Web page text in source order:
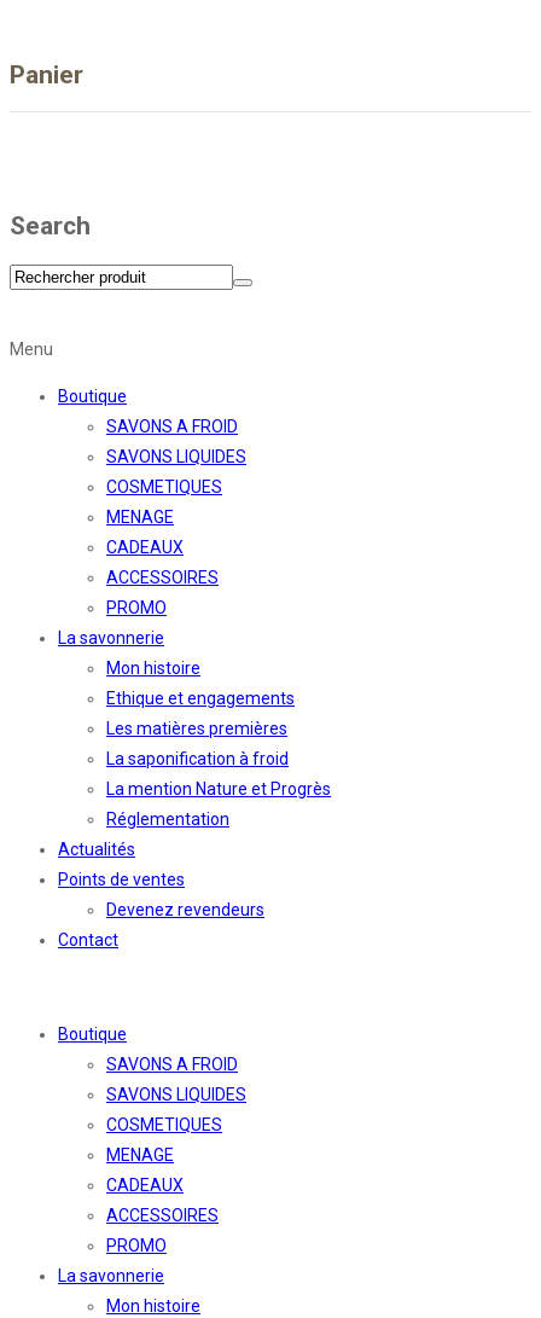
Panier
Search
Menu
Boutique
SAVONS A FROID
SAVONS LIQUIDES
COSMETIQUES
MENAGE
CADEAUX
ACCESSOIRES
PROMO
La savonnerie
Mon histoire
Ethique et engagements
Les matières premières
La saponification à froid
La mention Nature et Progrès
Réglementation
Actualités
Points de ventes
Devenez revendeurs
Contact
Boutique
SAVONS A FROID
SAVONS LIQUIDES
COSMETIQUES
MENAGE
CADEAUX
ACCESSOIRES
PROMO
La savonnerie
Mon histoire